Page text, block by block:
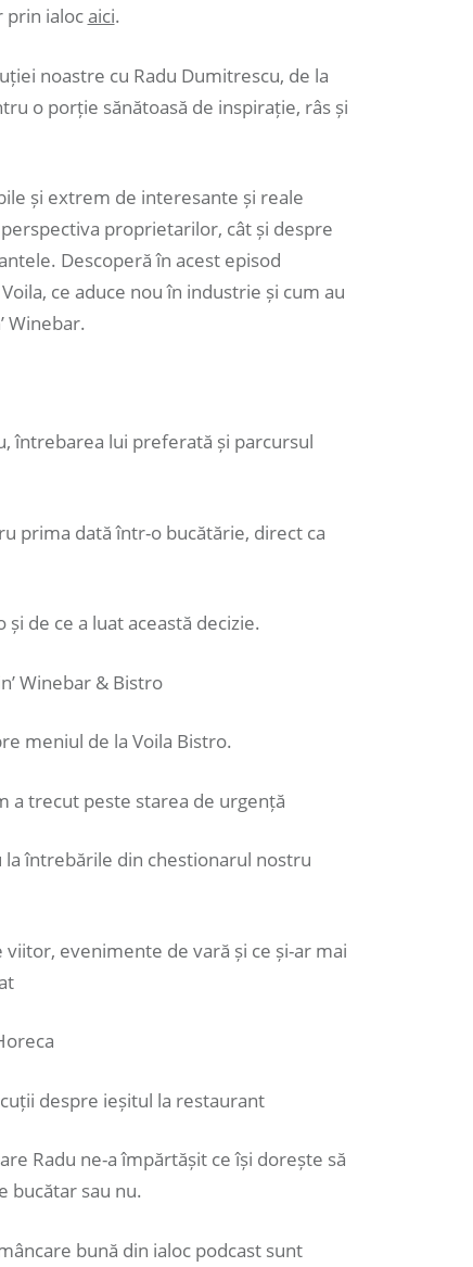
prin ialocaici.
noastre cu Radu Dumitrescu, de la
o porție sănătoasă de inspirație, râs și
și extrem de interesante și reale
proprietarilor, cât și despre
Descoperă în acest episod
ce aduce nou în industrie și cum au
Winebar.
întrebarea lui preferată și parcursul
prima dată într-o bucătărie, direct ca
de ce a luat această decizie.
Winebar & Bistro
meniul de la Voila Bistro.
a trecut peste starea de urgență
întrebările din chestionarul nostru
evenimente de vară și ce și-ar mai
despre ieșitul la restaurant
Radu ne-a împărtășit ce își dorește să
bucătar sau nu.
bună din ialoc podcast sunt